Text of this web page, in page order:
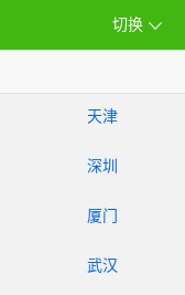
切换
天津
深圳
厦门
武汉